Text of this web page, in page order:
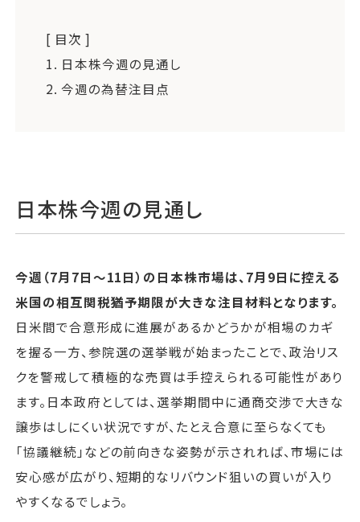
[ 目次 ]
1. 日本株今週の見通し
2. 今週の為替注目点
日本株今週の見通し
今週（7月7日〜11日）の日本株市場は、7月9日に控える
米国の相互関税猶予期限が大きな注目材料となります。
日米間で合意形成に進展があるかどうかが相場のカギ
を握る一方、参院選の選挙戦が始まったことで、政治リス
クを警戒して積極的な売買は手控えられる可能性があり
ます。日本政府としては、選挙期間中に通商交渉で大きな
譲歩はしにくい状況ですが、たとえ合意に至らなくても
「協議継続」などの前向きな姿勢が示されれば、市場には
安心感が広がり、短期的なリバウンド狙いの買いが入り
やすくなるでしょう。